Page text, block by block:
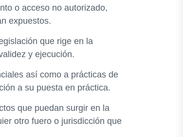
o acceso no autorizado,
expuestos.
que rige en la
y ejecución.
así como a prácticas de
a su puesta en práctica.
que puedan surgir en la
otro fuero o jurisdicción que